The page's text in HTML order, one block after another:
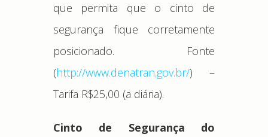
que permita que o cinto de
segurança fique corretamente
posicionado. Fonte
(http://www.denatran.gov.br/) –
Tarifa R$25,00 (a diária).
Cinto de Segurança do